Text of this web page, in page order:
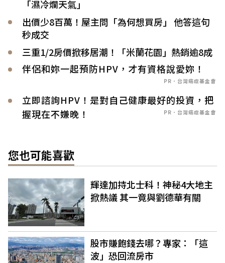
「濕冷爛天氣」
出價少8百萬！屋主問「為何想買房」 他答這句
秒成交
三重1/2房價掀移居潮！「米蘭花園」熱銷逾8成
伴侶和妳一起預防HPV，才有資格說愛妳！
PR．台灣癌症基金會
立即諮詢HPV！是對自己健康最好的投資，把
握現在不嫌晚！
PR．台灣癌症基金會
您也可能喜歡
輝達加持北士科！神秘4大地主
掀熱議 其一竟與劉德華有關
股市賺飽錢去哪？專家：「這
波」恐回流房市